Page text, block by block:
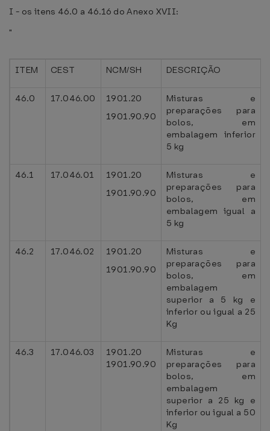
I - os itens 46.0 a 46.16 do Anexo XVII:
"
ITEM CEST NCM/SH DESCRIÇÃO
46.0 17.046.00
1901.20
1901.90.90
Misturas e
preparações para
bolos, em
embalagem inferior
5 kg
46.1 17.046.01
1901.20
1901.90.90
Misturas e
preparações para
bolos, em
embalagem igual a
5 kg
46.2 17.046.02
1901.20
1901.90.90
Misturas e
preparações para
bolos, em
embalagem
superior a 5 kg e
inferior ou igual a 25
Kg
46.3 17.046.03
1901.20
1901.90.90
Misturas e
preparações para
bolos, em
embalagem
superior a 25 kg e
inferior ou igual a 50
Kg